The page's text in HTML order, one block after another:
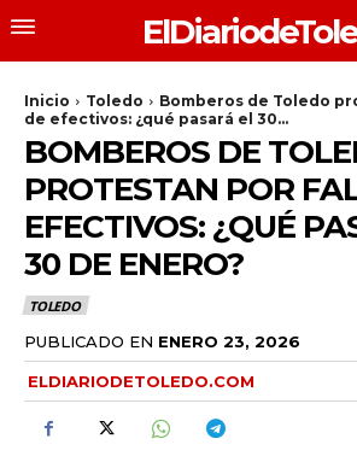
Inicio Toledo
Bomberos de Toledo
de efectivos: ¿qué pasará el 30...
BOMBEROS DE
PROTESTAN POR
EFECTIVOS: ¿QUÉ
30 DE ENERO?
TOLEDO
PUBLICADO EN ENERO 23, 2026
ELDIARIODETOLEDO.COM